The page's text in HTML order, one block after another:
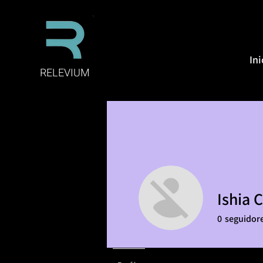
RELEVIUM
Ishia
0